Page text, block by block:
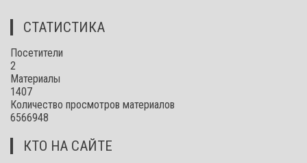
СТАТИСТИКА
Посетители
2
Материалы
1407
Количество просмотров материалов
6566948
КТО НА САЙТЕ